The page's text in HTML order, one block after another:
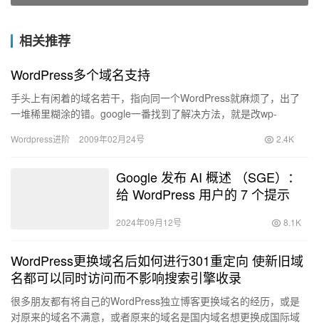
相关推荐
WordPress多个域名支持
手头上有闲着的域名若干，指向同一个WordPress就麻烦了，出了
一堆稀里糊涂的错。google一番找到了解决方法，就是改wp-
Wordpress进阶 2009年02月24号 2.4K
Google 发布 AI 概述 （SGE）：
给 WordPress 用户的 7 个提示
2024年09月12号 8.1K
WordPress更换域名后如何进行301重定向 使新旧域
名都可以同时访问而不影响搜索引擎收录
很多朋友都有将自己的WordPress独立博客更换域名的经历，或是
对原来的域名不满意，或者原来的域名是国内域名想更换成国际域